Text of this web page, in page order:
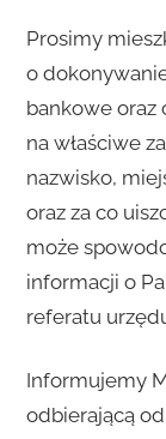
Prosimy
o
bankowe oraz
na właściwe
nazwisko,
oraz za co
może
informacji o
referatu
Informujemy
odbierającą